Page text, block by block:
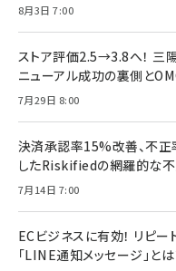
8月3日 7:00
ストア評価2.5→3.8へ！ 三陽
ニューアル成功の裏側と
7月29日 8:00
決済承認率15%改善、不正
したRiskifiedの網羅的な
7月14日 7:00
ECビジネスに有効！ リピ
「LINE通知メッセージ」とは